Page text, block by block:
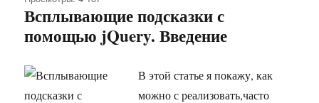
Всплывающие подсказки с
помощью jQuery. Введение
В этой статье я покажу, как
можно с реализовать,часто